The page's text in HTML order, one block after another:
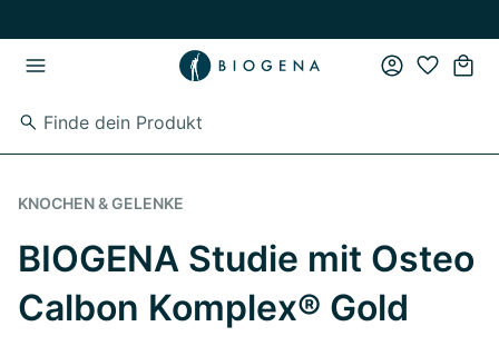
KNOCHEN & GELENKE
BIOGENA Studie mit Osteo
Calbon Komplex® Gold